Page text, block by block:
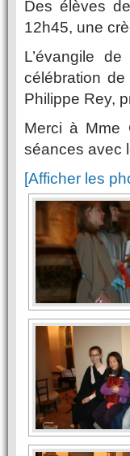
Des élèves
12h45, une
L’évangile
célébration
Philippe Rey,
Merci à Mme
séances avec
[Afficher les